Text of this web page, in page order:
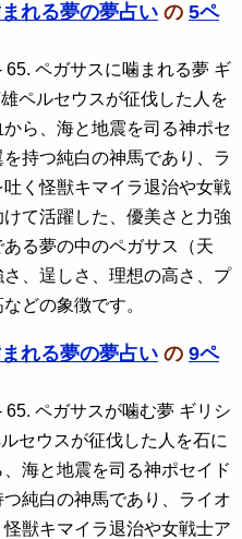
れる夢の夢占い の 5ペ
65. ペガサスに噛まれる夢 ギ
ペルセウスが征伐した人を
ら、海と地震を司る神ポセ
持つ純白の神馬であり、ラ
く怪獣キマイラ退治や女戦
て活躍した、優美さと力強
る夢の中のペガサス（天
、逞しさ、理想の高さ、プ
どの象徴です。
れる夢の夢占い の 9ペ
65. ペガサスが噛む夢 ギリシ
セウスが征伐した人を石に
海と地震を司る神ポセイド
純白の神馬であり、ライオ
獣キマイラ退治や女戦士ア